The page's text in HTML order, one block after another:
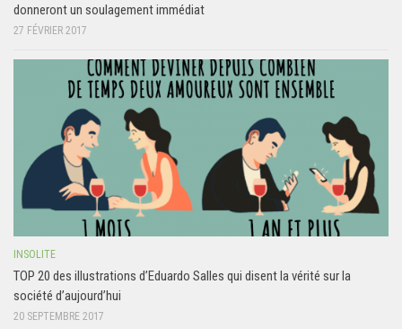
donneront un soulagement immédiat
27 FÉVRIER 2017
INSOLITE
TOP 20 des illustrations d’Eduardo Salles qui disent la vérité sur la
société d’aujourd’hui
20 SEPTEMBRE 2017